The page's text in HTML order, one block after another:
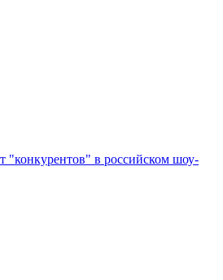
"конкурентов" в российском шоу-